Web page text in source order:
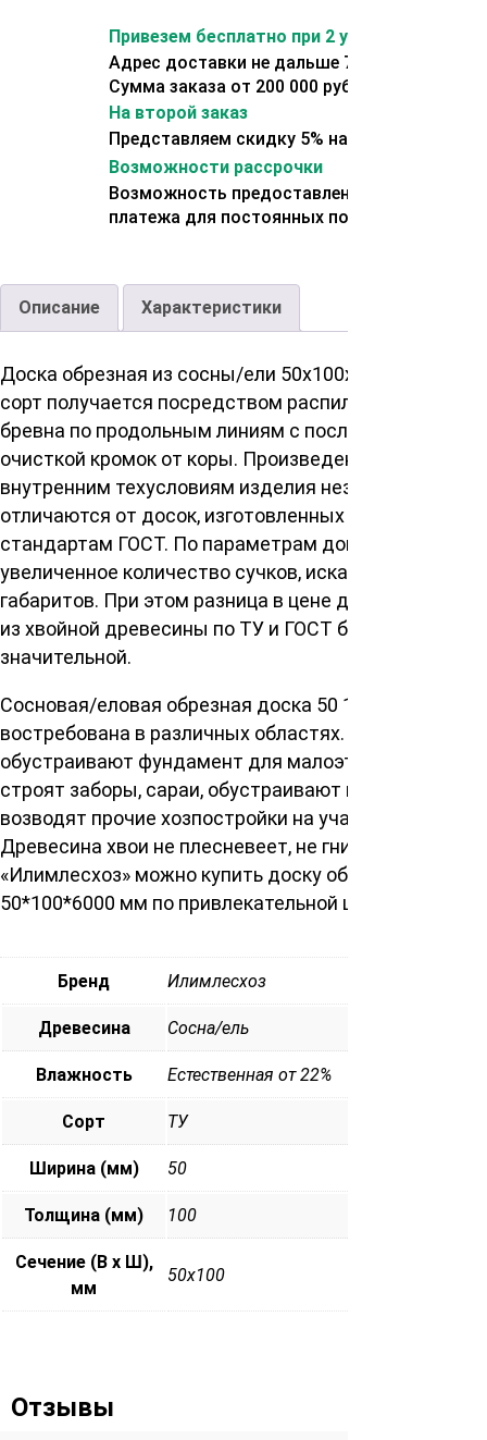
Привезем бесплатно при 2 условиях:
Адрес доставки не дальше 70 км от склада.
Сумма заказа от 200 000 рублей.
На второй заказ
Представляем скидку 5% на второй заказ
Возможности рассрочки
Возможность предоставления отсрочки
платежа для постоянных покупателей.
Описание Характеристики
Доска обрезная из сосны/ели 50х100х6000 мм ТУ 1
сорт получается посредством распила цельного
бревна по продольным линиям с последующей
очисткой кромок от коры. Произведенные по
внутренним техусловиям изделия незначительно
отличаются от досок, изготовленных по
стандартам ГОСТ. По параметрам допускается
увеличенное количество сучков, искажение
габаритов. При этом разница в цене доски 1 сорта
из хвойной древесины по ТУ и ГОСТ будет
значительной.
Сосновая/еловая обрезная доска 50 100 6000 мм
востребована в различных областях. Из нее
обустраивают фундамент для малоэтажных домов,
строят заборы, сараи, обустраивают кровлю,
возводят прочие хозпостройки на участке.
Древесина хвои не плесневеет, не гниет. В компании
«Илимлесхоз» можно купить доску обрезную
50*100*6000 мм по привлекательной цене.
Бренд Илимлесхоз
Древесина Сосна/ель
Влажность Естественная от 22%
Сорт ТУ
Ширина (мм) 50
Толщина (мм) 100
Сечение (В х Ш),
мм
50х100
Отзывы